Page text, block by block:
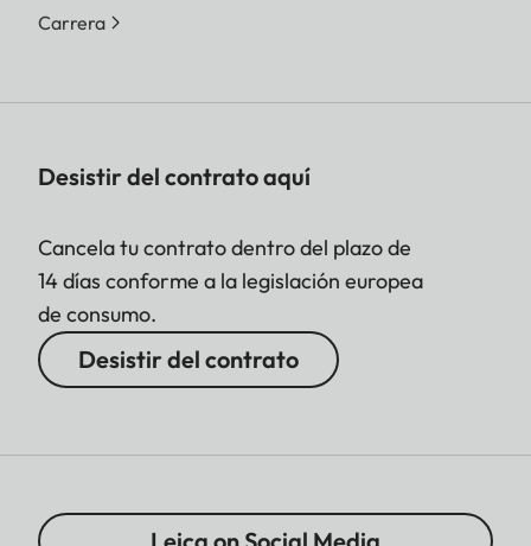
Carrera
Desistir del contrato aquí
Cancela tu contrato dentro del plazo de
14 días conforme a la legislación europea
de consumo.
Desistir del contrato